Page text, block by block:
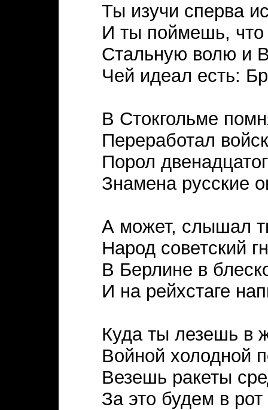
Ты изучи сперва
И ты поймешь, что
Стальную волю и
Чей идеал есть:
В Стокгольме
Переработал
Порол
Знамена русские
А может, слышал
Народ советский
В Берлине в
И на рейхстаге
Куда ты лезешь в
Войной холодной
Везешь ракеты
За это будем в